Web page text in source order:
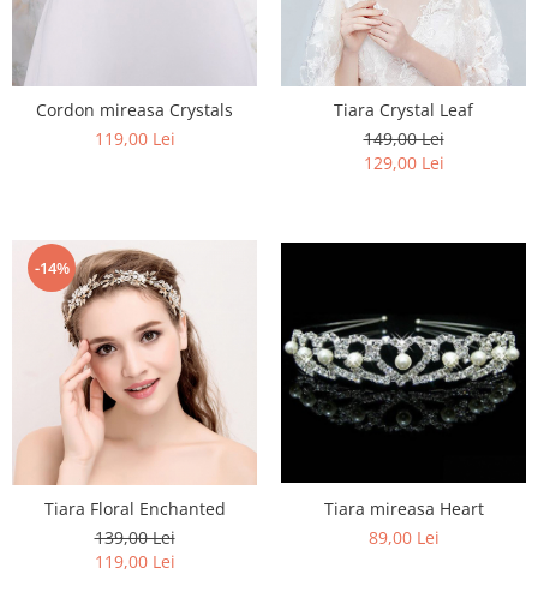
Cordon mireasa Crystals
119,00 Lei
Tiara Crystal Leaf
149,00 Lei
129,00 Lei
-14%
Tiara Floral Enchanted
139,00 Lei
119,00 Lei
Tiara mireasa Heart
89,00 Lei